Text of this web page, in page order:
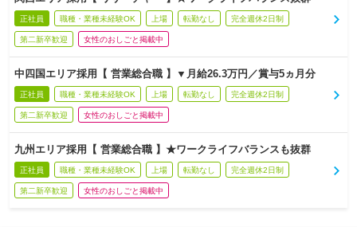
正社員 職種・業種未経験OK 上場 転勤なし 完全週休2日制
第二新卒歓迎 女性のおしごと掲載中
中四国エリア採用【 営業総合職 】▼月給26.3万円／賞与5ヵ月分
正社員 職種・業種未経験OK 上場 転勤なし 完全週休2日制
第二新卒歓迎 女性のおしごと掲載中
九州エリア採用【 営業総合職 】★ワークライフバランスも抜群
正社員 職種・業種未経験OK 上場 転勤なし 完全週休2日制
第二新卒歓迎 女性のおしごと掲載中